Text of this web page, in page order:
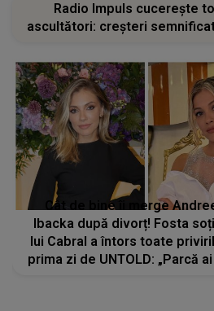
Radio Impuls cucerește
ascultători: creșteri
Cât de bine îi merge
Ibacka după divorț! Fosta
lui Cabral a întors toate
prima zi de UNTOLD: „Parcă